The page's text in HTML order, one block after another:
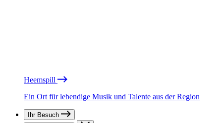
Heemspill
Ein Ort für lebendige Musik und Talente aus der Region
Ihr Besuch